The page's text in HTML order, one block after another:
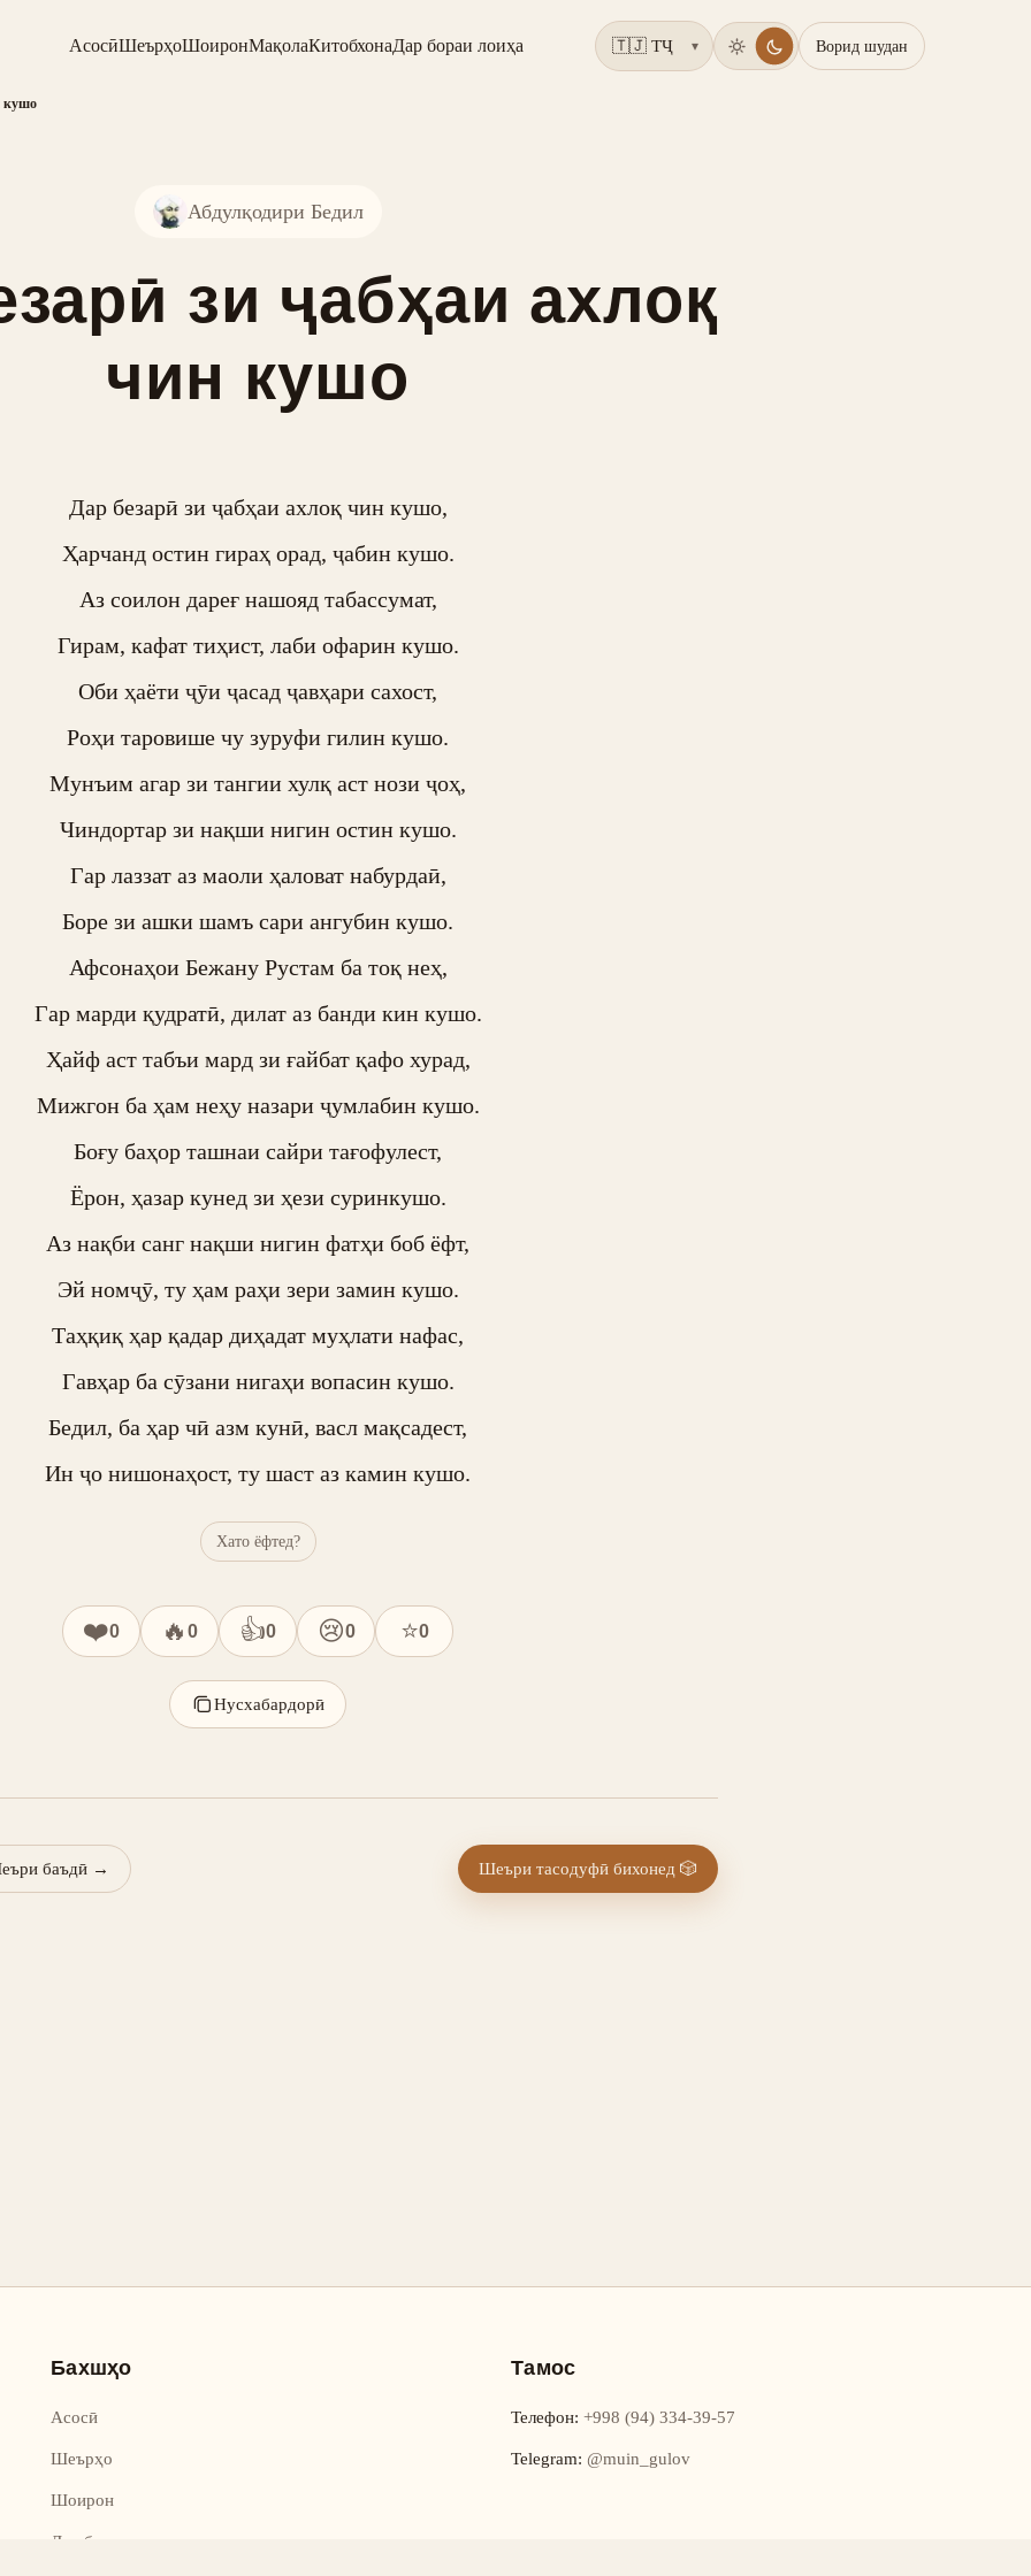
АсосӣШеърҳоШоиронМақолаКитобхонаДар бораи лоиҳа ▾ Ворид шудан
кушо
Абдулқодири Бедил
зи ҷабҳаи ахлоқ
чин кушо
Дар безарӣ зи ҷабҳаи ахлоқ чин кушо,
Ҳарчанд остин гираҳ орад, ҷабин кушо.
Аз соилон дареғ нашояд табассумат,
Гирам, кафат тиҳист, лаби офарин кушо.
Оби ҳаёти ҷӯи ҷасад ҷавҳари сахост,
Роҳи таровише чу зуруфи гилин кушо.
Мунъим агар зи тангии хулқ аст нози ҷоҳ,
Чиндортар зи нақши нигин остин кушо.
Гар лаззат аз маоли ҳаловат набурдаӣ,
Боре зи ашки шамъ сари ангубин кушо.
Афсонаҳои Бежану Рустам ба тоқ неҳ,
Гар марди қудратӣ, дилат аз банди кин кушо.
Ҳайф аст табъи мард зи ғайбат қафо хурад,
Мижгон ба ҳам неҳу назари ҷумлабин кушо.
Боғу баҳор ташнаи сайри тағофулест,
Ёрон, ҳазар кунед зи ҳези суринкушо.
Аз нақби санг нақши нигин фатҳи боб ёфт,
Эй номҷӯ, ту ҳам раҳи зери замин кушо.
Таҳқиқ ҳар қадар диҳадат муҳлати нафас,
Гавҳар ба сӯзани нигаҳи вопасин кушо.
Бедил, ба ҳар чӣ азм кунӣ, васл мақсадест,
Ин ҷо нишонаҳост, ту шаст аз камин кушо.
Хато ёфтед?
❤️0 🔥 0 👍0 😢0 ⭐0
Нусхабардорӣ
баъдӣ → Шеъри тасодуфӣ бихонед 🎲
Бахшҳо
Асосӣ
Шеърҳо
Шоирон
Дар бораи лоиҳа
Тамос
Телефон: +998 (94) 334-39-57
Telegram: @muin_gulov